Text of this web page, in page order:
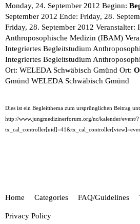
Monday, 24. September 2012 Beginn:
September 2012 Ende: Friday, 28.
Friday, 28. September 2012 Veranstalter:
Anthroposophische Medizin (IBAM)
Integriertes Begleitstudium
Integriertes Begleitstudium
Ort: WELEDA Schwäbisch Gmünd Ort:
Gmünd WELEDA Schwäbisch Gmünd
Dies ist ein Begleitthema zum ursprünglichen Beitrag
http://www.jungmedizinerforum.org/nc/kalender/event/?
Home Categories FAQ/Guidelines
Privacy Policy